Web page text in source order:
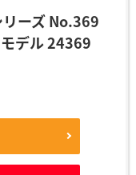
ーズ No.369
デル 24369